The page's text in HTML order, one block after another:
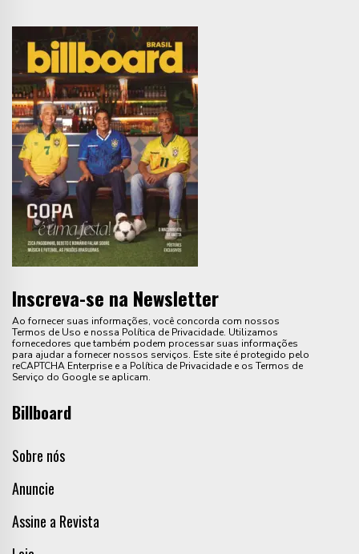
Inscreva-se na Newsletter
Ao fornecer suas informações, você concorda com nossos
Termos de Uso e nossa Política de Privacidade. Utilizamos
fornecedores que também podem processar suas informações
para ajudar a fornecer nossos serviços. Este site é protegido pelo
reCAPTCHA Enterprise e a Política de Privacidade e os Termos de
Serviço do Google se aplicam.
Billboard
Sobre nós
Anuncie
Assine a Revista